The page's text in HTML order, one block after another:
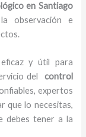
en Santiago
observación e
y útil para
del control
expertos
que lo necesitas,
debes tener a la